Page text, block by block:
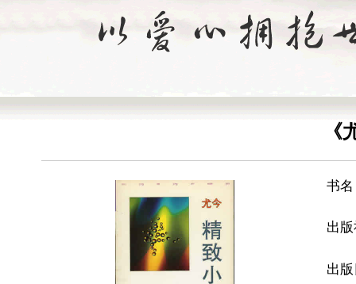
《
书
出
出